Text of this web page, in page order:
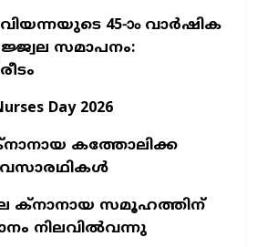
45-ാം വാര്‍ഷിക
സമാപനം:
Day 2026
കത്തോലിക്ക
ക്‌നാനായ സമൂഹത്തിന്
നിലവില്‍വന്നു